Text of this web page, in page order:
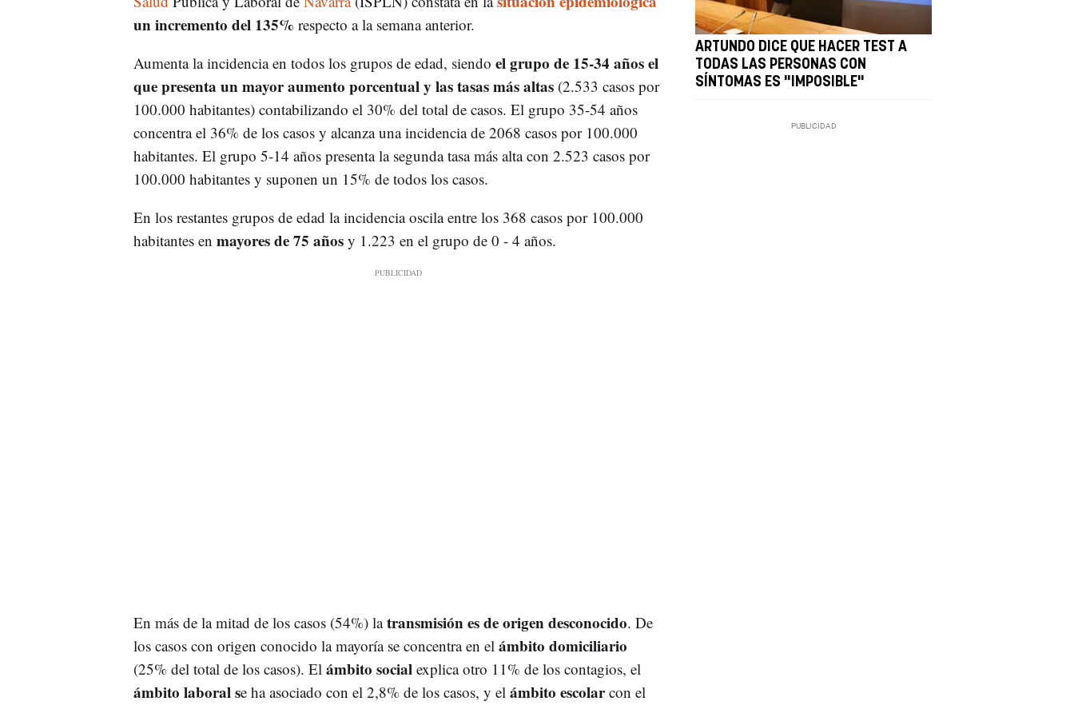
un incremento del 135% respecto a la semana anterior.
Aumenta la incidencia en todos los grupos de edad, siendo el grupo de 15-34 años el
que presenta un mayor aumento porcentual y las tasas más altas(2.533 casos por
100.000 habitantes) contabilizando el 30% del total de casos. El grupo 35-54 años
concentra el 36% de los casos y alcanza una incidencia de 2068 casos por 100.000
habitantes. El grupo 5-14 años presenta la segunda tasa más alta con 2.523 casos por
100.000 habitantes y suponen un 15% de todos los casos.
En los restantes grupos de edad la incidencia oscila entre los 368 casos por 100.000
habitantes en mayores de 75 añosy 1.223 en el grupo de 0 - 4 años.
En más de la mitad de los casos (54%) latransmisión es de origen desconocido. De
los casos con origen conocido la mayoría se concentra en el ámbito domiciliario
(25% del total de los casos). El ámbito social explica otro 11% de los contagios, el
ámbito laboral se ha asociado con el 2,8% de los casos, y el ámbito escolarcon el
ARTUNDO DICE QUE HACER TEST A
TODAS LAS PERSONAS CON
SÍNTOMAS ES "IMPOSIBLE"